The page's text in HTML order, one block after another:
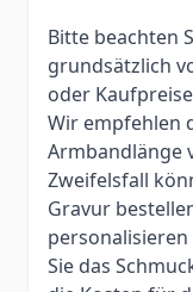
Bitte beachten
grundsätzlich
oder
Wir empfehlen
Armbandlänge
Zweifelsfall
Gravur
personalisieren
Sie das